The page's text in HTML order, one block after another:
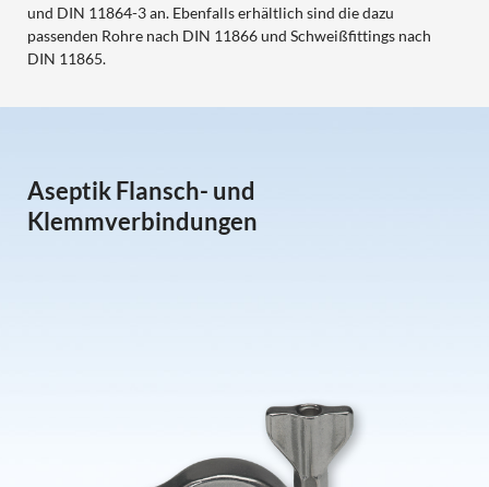
und DIN 11864-3 an. Ebenfalls erhältlich sind die dazu
passenden Rohre nach DIN 11866 und Schweißfittings nach
DIN 11865.
Aseptik Flansch- und
Klemmverbindungen